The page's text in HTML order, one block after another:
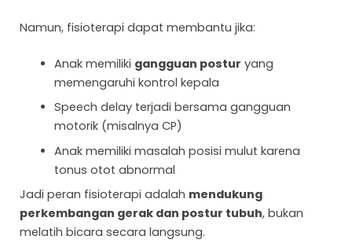
Namun, fisioterapi dapat membantu jika:
Anak memiliki gangguan postur yang
memengaruhi kontrol kepala
Speech delay terjadi bersama gangguan
motorik (misalnya CP)
Anak memiliki masalah posisi mulut karena
tonus otot abnormal
Jadi peran fisioterapi adalah mendukung
perkembangan gerak dan postur tubuh, bukan
melatih bicara secara langsung.